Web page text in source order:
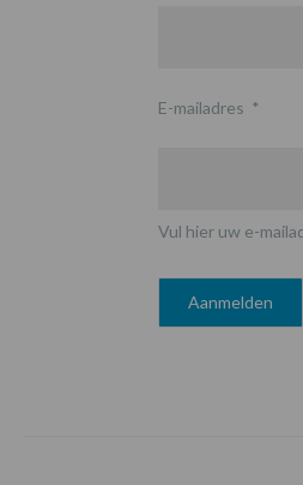
E-mailadres *
Vul hier uw e-